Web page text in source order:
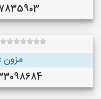
09137835903
09133098684